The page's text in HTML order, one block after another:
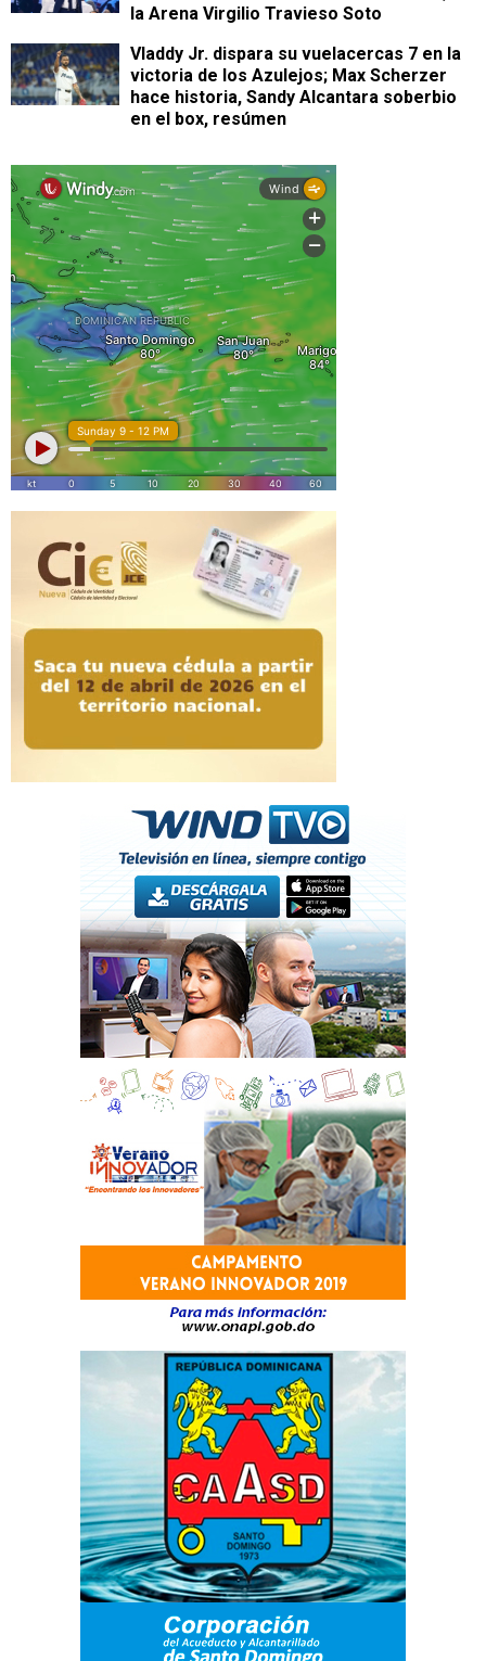
la Arena Virgilio Travieso Soto
Vladdy Jr. dispara su vuelacercas 7 en la
victoria de los Azulejos; Max Scherzer
hace historia, Sandy Alcantara soberbio
en el box, resúmen